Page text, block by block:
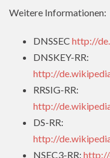
Weitere Informationen:
DNSSEC http://
DNSKEY-RR:
http://
RRSIG-RR:
http://
DS-RR:
http://
NSEC3-RR: